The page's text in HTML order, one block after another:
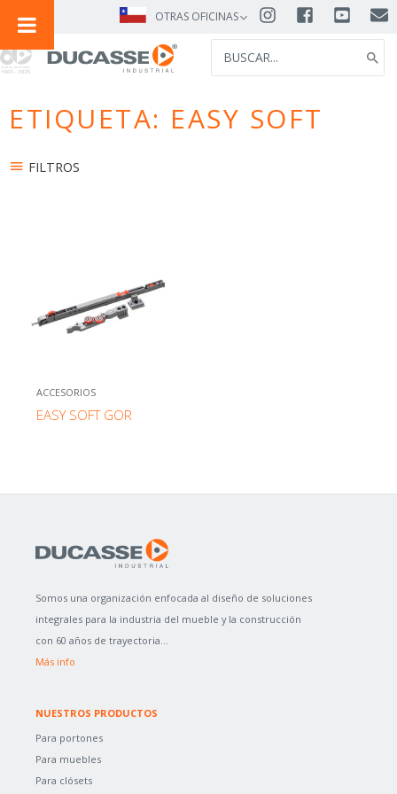
CONTENIDO
OTRAS OFICINAS
FOR:
ETIQUETA: EASY SOFT
FILTROS
ACCESORIOS
EASY SOFT GOR
Somos una organización enfocada al diseño de soluciones
integrales para la industria del mueble y la construcción
con 60 años de trayectoria...
Más info
NUESTROS PRODUCTOS
Para portones
Para muebles
Para clósets